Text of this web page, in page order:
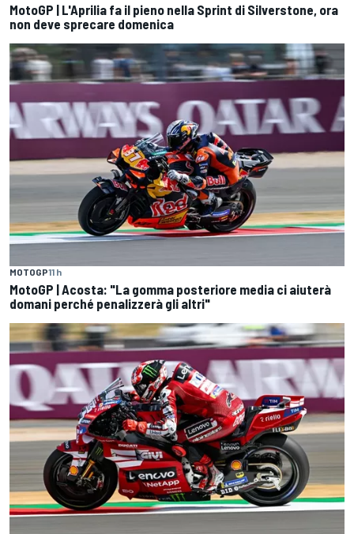
MotoGP | L'Aprilia fa il pieno nella Sprint di Silverstone, ora
non deve sprecare domenica
MOTOGP11 h
MotoGP | Acosta: "La gomma posteriore media ci aiuterà
domani perché penalizzerà gli altri"